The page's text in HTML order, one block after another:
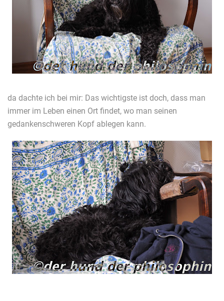
da dachte ich bei mir: Das wichtigste ist doch, dass man
immer im Leben einen Ort findet, wo man seinen
gedankenschweren Kopf ablegen kann.